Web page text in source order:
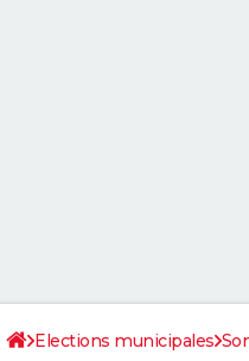
Elections municipales